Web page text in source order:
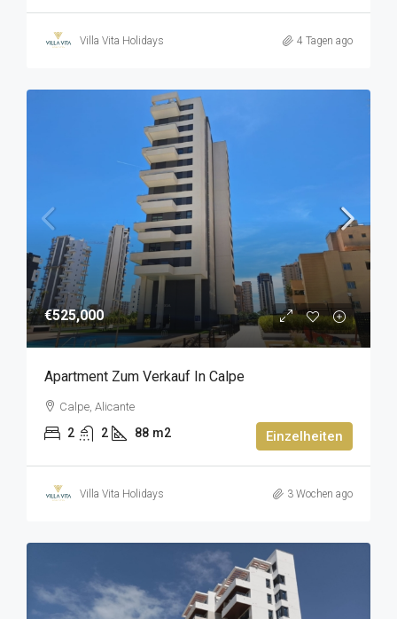
Villa Vita Holidays 4 Tagen ago
€525,000
Apartment Zum Verkauf In Calpe
Calpe, Alicante
2 2 88 m2 Einzelheiten
Villa Vita Holidays 3 Wochen ago